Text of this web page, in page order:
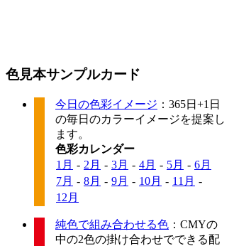
色見本サンプルカード
今日の色彩イメージ ：365日+1日
の毎日のカラーイメージを提案し
ます。
色彩カレンダー
1月 - 2月 - 3月 - 4月 - 5月 - 6月
7月 - 8月 - 9月 - 10月 - 11月 -
12月
純色で組み合わせる色 ：CMYの
中の2色の掛け合わせでできる配